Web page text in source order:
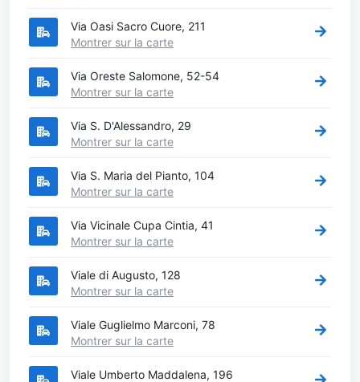
Via Oasi Sacro Cuore, 211
Montrer sur la carte
Via Oreste Salomone, 52-54
Montrer sur la carte
Via S. D'Alessandro, 29
Montrer sur la carte
Via S. Maria del Pianto, 104
Montrer sur la carte
Via Vicinale Cupa Cintia, 41
Montrer sur la carte
Viale di Augusto, 128
Montrer sur la carte
Viale Guglielmo Marconi, 78
Montrer sur la carte
Viale Umberto Maddalena, 196